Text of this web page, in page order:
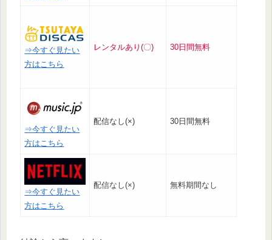
⇒今すぐ見たい
方はこちら
レンタルあり(〇) 30日間無料
⇒今すぐ見たい
方はこちら
配信なし(×) 30日間無料
⇒今すぐ見たい
方はこちら
配信なし(×) 無料期間なし